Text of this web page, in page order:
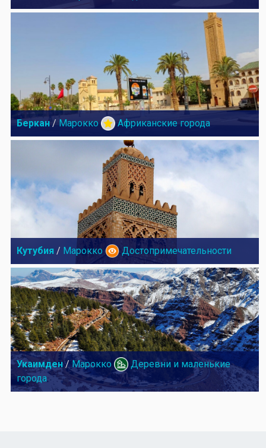
Беркан / Марокко Африканские города
Кутубия / Марокко Достопримечательности
Укаимден/ Марокко
Деревни и маленькие
города